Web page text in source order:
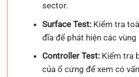
sector.
Surface Test:Kiểm tra
đĩa để phát hiện các vùng
Controller Test:Kiểm tra
của ổ cứng để xem có